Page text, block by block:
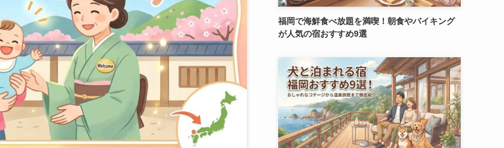
福岡で海鮮食べ放題を満喫！朝食やバイキング
が人気の宿おすすめ9選